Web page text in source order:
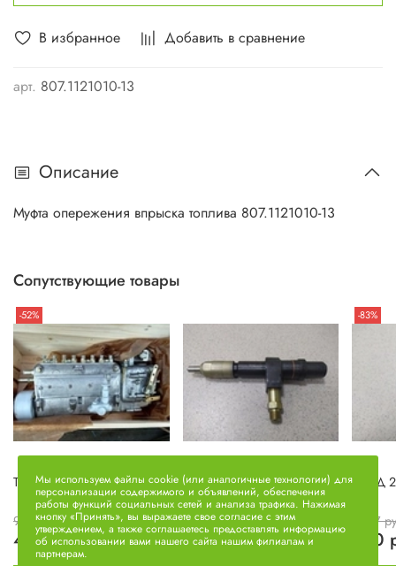
В избранное Добавить в сравнение
арт. 807.1121010-13
Описание
Муфта опережения впрыска топлива 807.1121010-13
Сопутствующие товары
-52%
ТНВД 806.1111005-40
93181 руб
44500 руб
Форсунка (н.о. короткий
штуцер) 261.1112010-13
1975 руб
-83%
ТННД
5067
850
Мы используем файлы cookie (или аналогичные технологии) для
персонализации содержимого и объявлений, обеспечения
работы функций социальных сетей и анализа трафика. Нажимая
кнопку «Принять», вы выражаете свое согласие с этим
утверждением, а также соглашаетесь предоставлять информацию
об использовании вами нашего сайта нашим филиалам и
партнерам.